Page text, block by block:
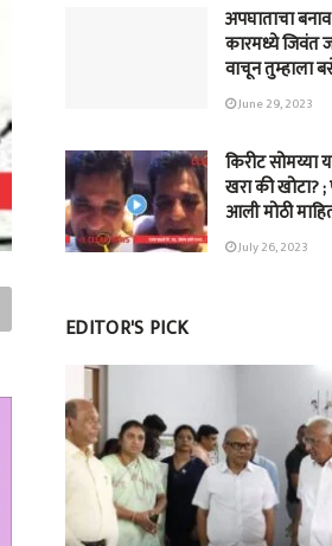
अपघाताचा
कारमध्ये जिवंत
वाचून तुम्हाला
June 29, 2023
किरीट सोमय्या
खरा की खोटा?
आली मोठी
July 26, 2023
EDITOR'S PICK